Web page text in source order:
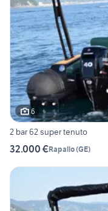
6
2 bar 62 super tenuto
32.000 €Rapallo(GE)